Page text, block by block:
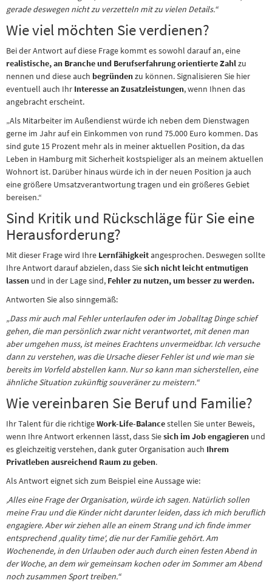
gerade deswegen nicht zu verzetteln mit zu vielen Details.“
Wie viel möchten Sie verdienen?
Bei der Antwort auf diese Frage kommt es sowohl darauf an, eine
realistische, an Branche und Berufserfahrung orientierte Zahlzu
nennen und diese auch begründenzu können. Signalisieren Sie hier
eventuell auch Ihr Interesse an Zusatzleistungen, wenn Ihnen das
angebracht erscheint.
„Als Mitarbeiter im Außendienst würde ich neben dem Dienstwagen
gerne im Jahr auf ein Einkommen von rund 75.000 Euro kommen. Das
sind gute 15 Prozent mehr als in meiner aktuellen Position, da das
Leben in Hamburg mit Sicherheit kostspieliger als an meinem aktuellen
Wohnort ist. Darüber hinaus würde ich in der neuen Position ja auch
eine größere Umsatzverantwortung tragen und ein größeres Gebiet
bereisen.“
Sind Kritik und Rückschläge für Sie eine
Herausforderung?
Mit dieser Frage wird Ihre Lernfähigkeitangesprochen. Deswegen sollte
Ihre Antwort darauf abzielen, dass Siesich nicht leicht entmutigen
lassen und in der Lage sind, Fehler zu nutzen, um besser zu werden.
Antworten Sie also sinngemäß:
„Dass mir auch mal Fehler unterlaufen oder im Joballtag Dinge schief
gehen, die man persönlich zwar nicht verantwortet, mit denen man
aber umgehen muss, ist meines Erachtens unvermeidbar. Ich versuche
dann zu verstehen, was die Ursache dieser Fehler ist und wie man sie
bereits im Vorfeld abstellen kann. Nur so kann man sicherstellen, eine
ähnliche Situation zukünftig souveräner zu meistern.“
Wie vereinbaren Sie Beruf und Familie?
Ihr Talent für die richtigeWork-Life-Balancestellen Sie unter Beweis,
wenn Ihre Antwort erkennen lässt, dass Siesich im Job engagieren und
es gleichzeitig verstehen, dank guter Organisation auch Ihrem
Privatleben ausreichend Raum zu geben.
Als Antwort eignet sich zum Beispiel eine Aussage wie:
‚Alles eine Frage der Organisation, würde ich sagen. Natürlich sollen
meine Frau und die Kinder nicht darunter leiden, dass ich mich beruflich
engagiere. Aber wir ziehen alle an einem Strang und ich finde immer
entsprechend ‚quality time‘, die nur der Familie gehört. Am
Wochenende, in den Urlauben oder auch durch einen festen Abend in
der Woche, an dem wir gemeinsam kochen oder im Sommer am Abend
noch zusammen Sport treiben.“